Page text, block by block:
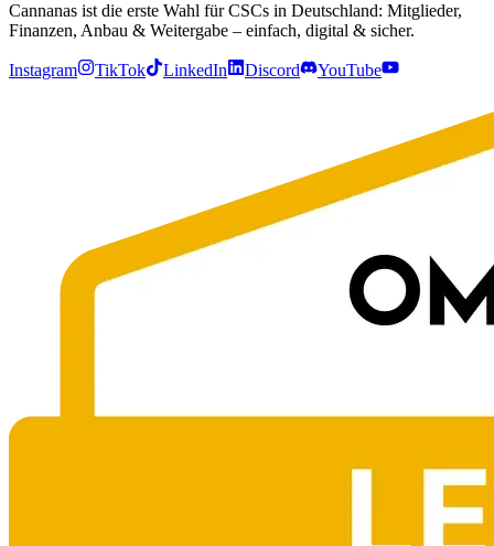
Cannanas ist die erste Wahl für CSCs in Deutschland: Mitglieder,
Finanzen, Anbau & Weitergabe – einfach, digital & sicher.
Instagram TikTok LinkedIn Discord YouTube